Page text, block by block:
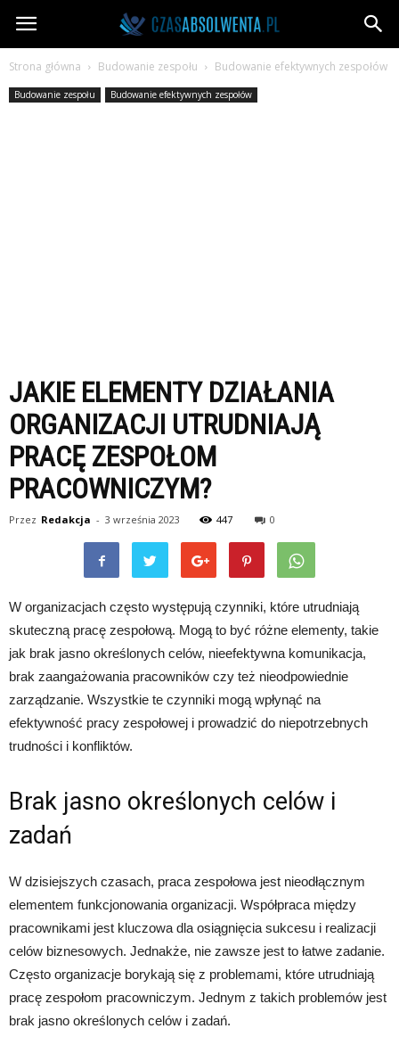
CzasAbsolwenta.pl
Strona główna Budowanie zespołu Budowanie efektywnych zespołów
Budowanie zespołu Budowanie efektywnych zespołów
JAKIE ELEMENTY DZIAŁANIA
ORGANIZACJI UTRUDNIAJĄ
PRACĘ ZESPOŁOM
PRACOWNICZYM?
Przez Redakcja - 3 września 2023 447 0
W organizacjach często występują czynniki, które utrudniają
skuteczną pracę zespołową. Mogą to być różne elementy, takie
jak brak jasno określonych celów, nieefektywna komunikacja,
brak zaangażowania pracowników czy też nieodpowiednie
zarządzanie. Wszystkie te czynniki mogą wpłynąć na
efektywność pracy zespołowej i prowadzić do niepotrzebnych
trudności i konfliktów.
Brak jasno określonych celów i
zadań
W dzisiejszych czasach, praca zespołowa jest nieodłącznym
elementem funkcjonowania organizacji. Współpraca między
pracownikami jest kluczowa dla osiągnięcia sukcesu i realizacji
celów biznesowych. Jednakże, nie zawsze jest to łatwe zadanie.
Często organizacje borykają się z problemami, które utrudniają
pracę zespołom pracowniczym. Jednym z takich problemów jest
brak jasno określonych celów i zadań.